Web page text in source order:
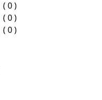
( 0 )
( 0 )
( 0 )